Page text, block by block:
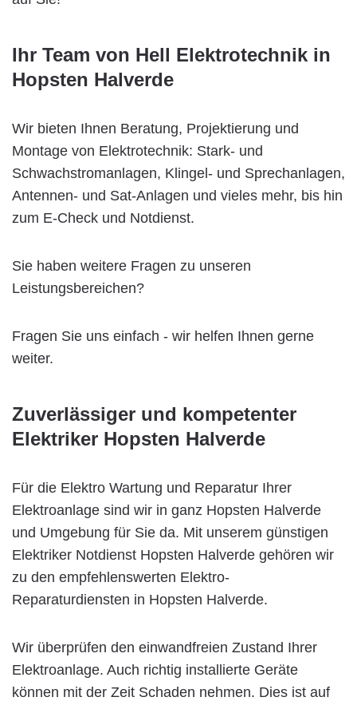
Ihr Team von Hell Elektrotechnik in
Hopsten Halverde
Wir bieten Ihnen Beratung, Projektierung und
Montage von Elektrotechnik: Stark- und
Schwachstromanlagen, Klingel- und Sprechanlagen,
Antennen- und Sat-Anlagen und vieles mehr, bis hin
zum E-Check und Notdienst.
Sie haben weitere Fragen zu unseren
Leistungsbereichen?
Fragen Sie uns einfach - wir helfen Ihnen gerne
weiter.
Zuverlässiger und kompetenter
Elektriker Hopsten Halverde
Für die Elektro Wartung und Reparatur Ihrer
Elektroanlage sind wir in ganz Hopsten Halverde
und Umgebung für Sie da. Mit unserem günstigen
Elektriker Notdienst Hopsten Halverde gehören wir
zu den empfehlenswerten Elektro-
Reparaturdiensten in Hopsten Halverde.
Wir überprüfen den einwandfreien Zustand Ihrer
Elektroanlage. Auch richtig installierte Geräte
können mit der Zeit Schaden nehmen. Dies ist auf